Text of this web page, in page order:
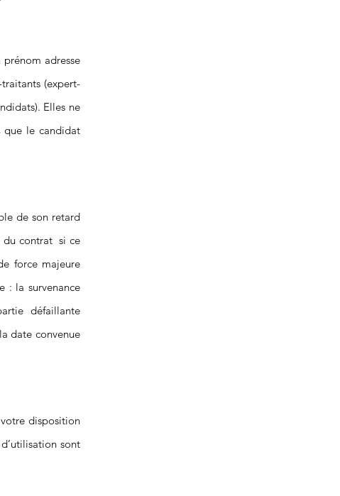
adresse
(expert-
Elles ne
que le candidat
de son retard
du contrat si ce
force majeure
: la survenance
défaillante
date convenue
disposition
sont